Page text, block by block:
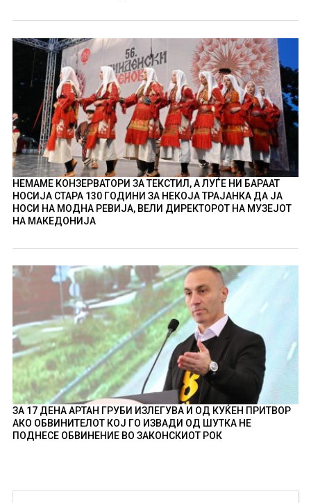
НЕМАМЕ КОНЗЕРВАТОРИ ЗА ТЕКСТИЛ, А ЛУЃЕ НИ БАРААТ
НОСИЈА СТАРА 130 ГОДИНИ ЗА НЕКОЈА ТРАЈАНКА ДА ЈА
НОСИ НА МОДНА РЕВИЈА, ВЕЛИ ДИРЕКТОРОТ НА МУЗЕЈОТ
НА МАКЕДОНИЈА
ЗА 17 ДЕНА АРТАН ГРУБИ ИЗЛЕГУВА И ОД КУЌЕН ПРИТВОР
АКО ОБВИНИТЕЛОТ КОЈ ГО ИЗВАДИ ОД ШУТКА НЕ
ПОДНЕСЕ ОБВИНЕНИЕ ВО ЗАКОНСКИОТ РОК